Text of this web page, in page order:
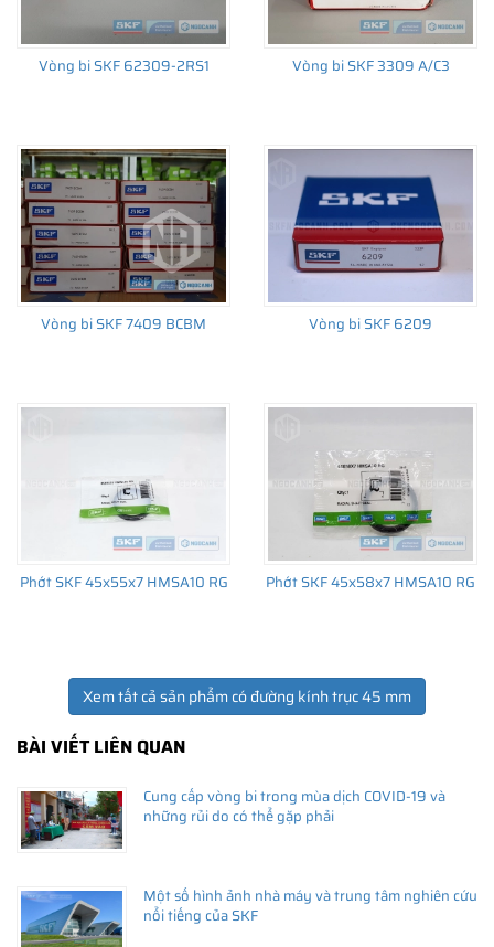
•Vòng bi SKF chính hãng, Những lưu ý cơ bản trước khi mua hàng
•Xuất xứ vòng bi SKF chính hãng ở đâu?
•Chất lượng vòng bi SKF chính hãng
Vòng bi SKF 62309-2RS1 Vòng bi SKF 3309 A/C3
Vòng bi SKF 7409 BCBM Vòng bi SKF 6209
Phớt SKF 45x55x7 HMSA10 RG Phớt SKF 45x58x7 HMSA10 RG
Xem tất cả sản phẩm có đường kính trục 45 mm
BÀI VIẾT LIÊN QUAN
Cung cấp vòng bi trong mùa dịch COVID-19 và
những rủi do có thể gặp phải
Một số hình ảnh nhà máy và trung tâm nghiên cứu
nổi tiếng của SKF